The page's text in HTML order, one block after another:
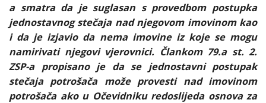
a smatra da je suglasan s provedbom postupka
jednostavnog stečaja nad njegovom imovinom kao
i da je izjavio da nema imovine iz koje se mogu
namirivati njegovi vjerovnici. Člankom 79.a st. 2.
ZSP-a propisano je da se jednostavni postupak
stečaja potrošača može provesti nad imovinom
potrošača ako u Očevidniku redoslijeda osnova za